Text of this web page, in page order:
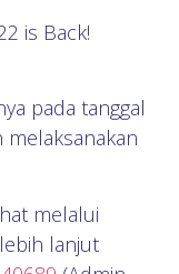
is Back!
pada tanggal
melaksanakan
melalui
lanjut